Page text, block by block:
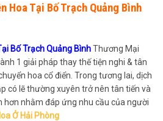
Hoa Tại Bố Trạch Quảng Bình
Bố Trạch Quảng BìnhThương Mại
1 giải pháp thay thế tiện nghi & tân
hoa cổ điển. Trong tương lai, dịch
có lẽ thường xuyên trở nên tân tiến và
hơn nhằm đáp ứng nhu cầu của người
Ở Hải Phòng